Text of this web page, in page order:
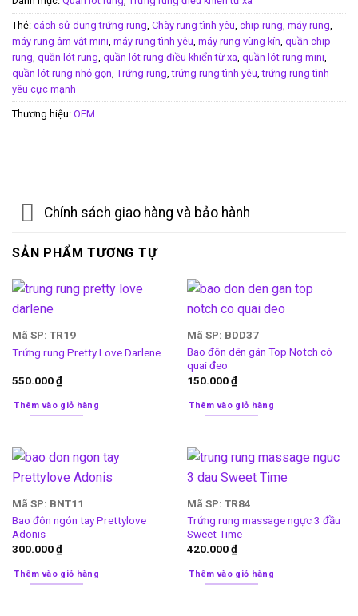
Thẻ: cách sử dụng trứng rung, Chày rung tình yêu, chip rung, máy rung,
máy rung âm vật mini, máy rung tình yêu, máy rung vùng kín, quần chip
rung, quần lót rung, quần lót rung điều khiển từ xa, quần lót rung mini,
quần lót rung nhỏ gọn, Trứng rung,trứng rung tình yêu,trứng rung tình
yêu cực mạnh
Thương hiệu: OEM
Chính sách giao hàng và bảo hành
SẢN PHẨM TƯƠNG TỰ
Mã SP: TR19
Trứng rung Pretty Love Darlene
550.000₫
Thêm vào giỏ hàng
Mã SP: BDD37
Bao đôn dên gân Top Notch có
quai đeo
150.000₫
Thêm vào giỏ hàng
Mã SP: BNT11
Bao đôn ngón tay Prettylove
Adonis
300.000₫
Thêm vào giỏ hàng
Mã SP: TR84
Trứng rung massage ngực 3 đầu
Sweet Time
420.000₫
Thêm vào giỏ hàng